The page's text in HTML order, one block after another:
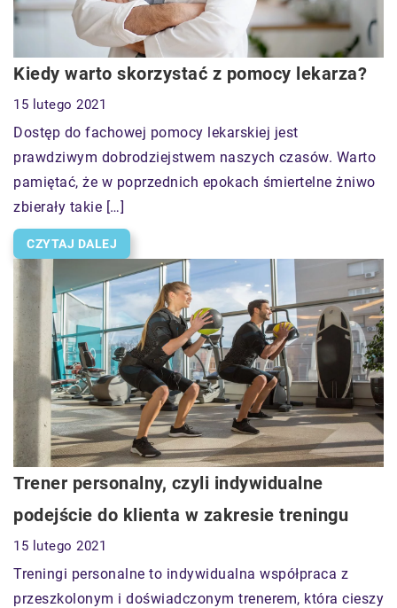
Kiedy warto skorzystać z pomocy lekarza?
15 lutego 2021
Dostęp do fachowej pomocy lekarskiej jest
prawdziwym dobrodziejstwem naszych czasów. Warto
pamiętać, że w poprzednich epokach śmiertelne żniwo
zbierały takie […]
CZYTAJ DALEJ
Trener personalny, czyli indywidualne
podejście do klienta w zakresie treningu
15 lutego 2021
Treningi personalne to indywidualna współpraca z
przeszkolonym i doświadczonym trenerem, która cieszy